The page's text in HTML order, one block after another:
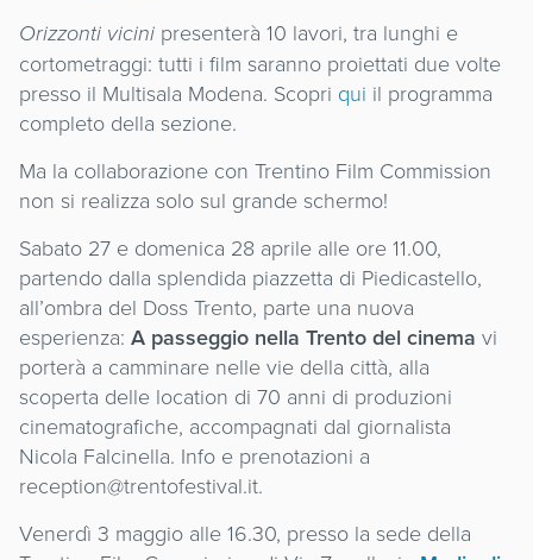
Orizzonti vicini presenterà 10 lavori, tra lunghi e
cortometraggi: tutti i film saranno proiettati due volte
presso il Multisala Modena. Scopri qui il programma
completo della sezione.
Ma la collaborazione con Trentino Film Commission
non si realizza solo sul grande schermo!
Sabato 27 e domenica 28 aprile alle ore 11.00,
partendo dalla splendida piazzetta di Piedicastello,
all’ombra del Doss Trento, parte una nuova
esperienza: A passeggio nella Trento del cinema vi
porterà a camminare nelle vie della città, alla
scoperta delle location di 70 anni di produzioni
cinematografiche, accompagnati dal giornalista
Nicola Falcinella. Info e prenotazioni a
reception@trentofestival.it.
Venerdì 3 maggio alle 16.30, presso la sede della